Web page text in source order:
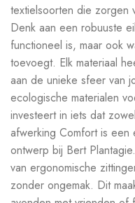
textielsoorten die zorgen
Denk aan een robuuste
functioneel is, maar ook
toevoegt. Elk materiaal
aan de unieke sfeer van
ecologische materialen
investeert in iets dat
afwerking Comfort is
ontwerp bij Bert
van ergonomische
zonder ongemak. Dit